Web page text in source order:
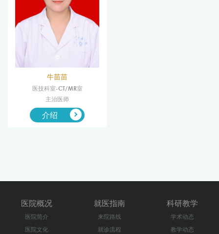
牛苗苗
医技科室-CT/MR室
主治医师
介绍 
医院概况
医院简介
医院文化
就医指南
来院路线
就诊流程
科研教学
学术动态
教学动态